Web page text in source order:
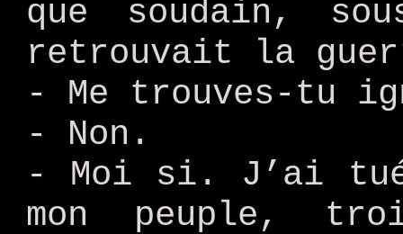
que soudain,
retrouvait la
- Me trouves-tu
- Non.
- Moi si. J’ai
mon peuple,